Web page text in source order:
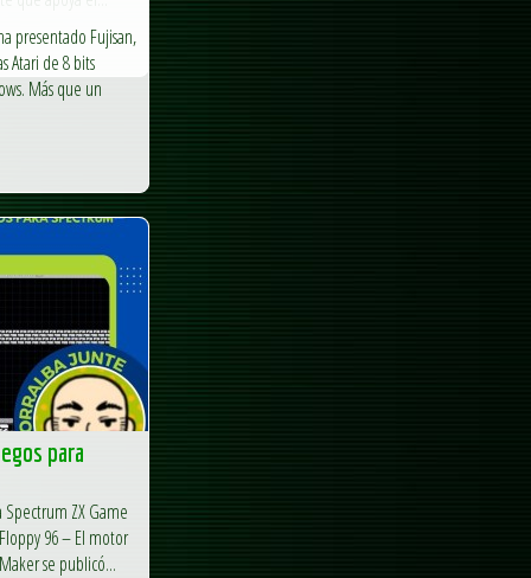
presentado Fujisan,
Atari de 8 bits
Más que un
para
ZX Game
96 – El motor
se publicó...